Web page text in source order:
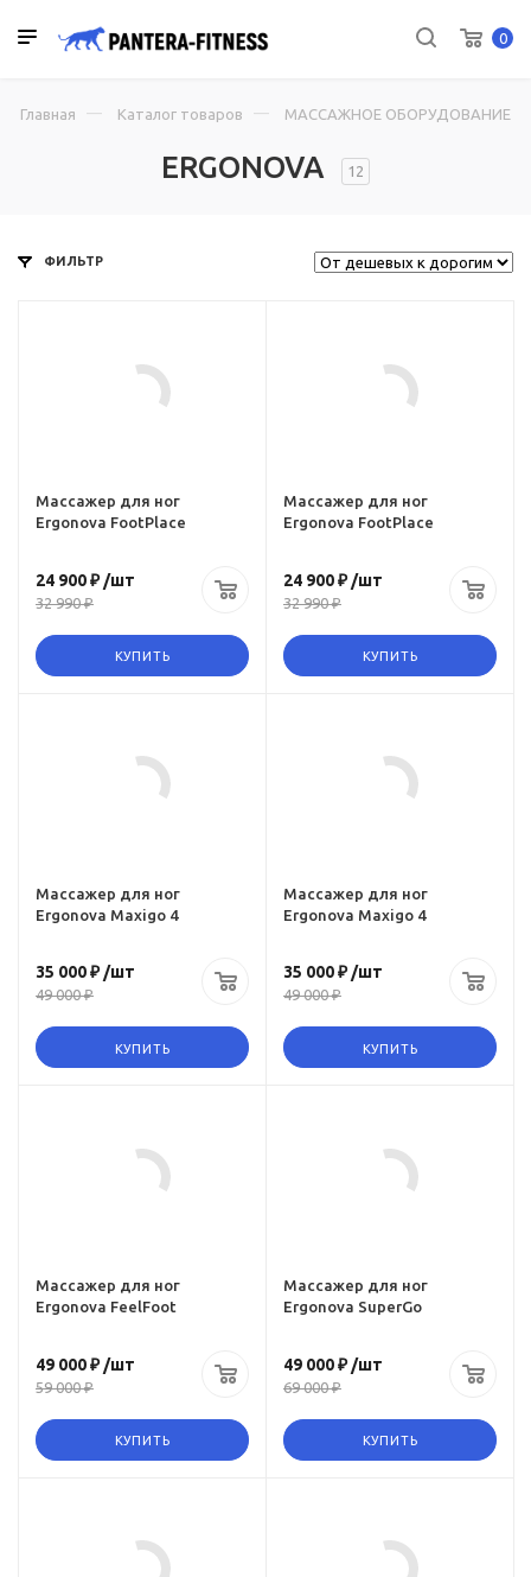
0
ERGONOVA 12
Главная Каталог товаров МАССАЖНОЕ ОБОРУДОВАНИЕ
ФИЛЬТР
Массажер для ног
Ergonova FootPlace
24 900 ₽/шт
32 990 ₽
КУПИТЬ
Массажер для ног
Ergonova FootPlace
24 900 ₽/шт
32 990 ₽
КУПИТЬ
Массажер для ног
Ergonova Maxigo 4
35 000 ₽/шт
49 000 ₽
КУПИТЬ
www.omegagym.ru,
product, massazher-
Массажер для ног
Ergonova Maxigo 4
35 000 ₽/шт
49 000 ₽
КУПИТЬ
Массажер для ног
Ergonova FeelFoot
49 000 ₽/шт
59 000 ₽
КУПИТЬ
Массажер для ног
Ergonova SuperGo
49 000 ₽/шт
69 000 ₽
КУПИТЬ
www.omegagym.ru,